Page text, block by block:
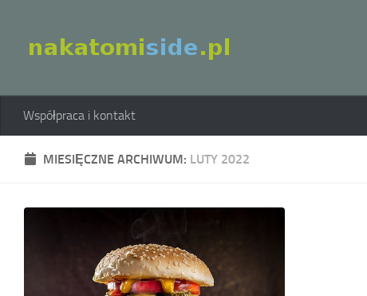
Współpraca i kontakt
MIESIĘCZNE ARCHIWUM: LUTY 2022